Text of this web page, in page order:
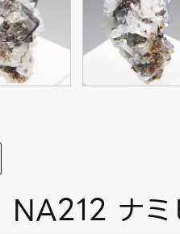
NA212 ナ